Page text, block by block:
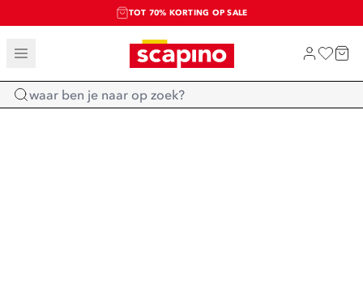
TOT 70% KORTING OP SALE
SALE: LAATSTE KANS!
SHOP NIEUW
Home